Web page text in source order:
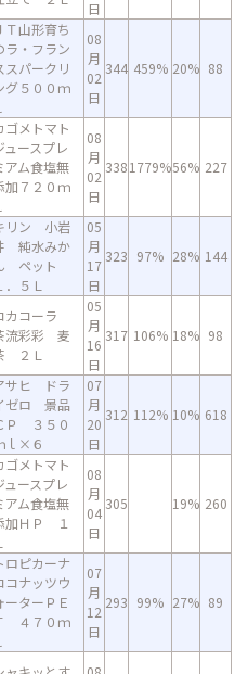
日
Ｔ山形育ち
ラ・フラン
スパークリ
グ５００ｍ
08
月
02
日
344 459% 20% 88
ゴメトマト
ュースプレ
アム食塩無
加７２０ｍ
08
月
02
日
3381779%56% 227
リン 小岩
純水みか
ペット
．５Ｌ
05
月
17
日
323 97% 28% 144
カコーラ
流彩彩 麦
２Ｌ
05
月
16
日
317 106% 18% 98
サヒ ドラ
ゼロ 景品
Ｐ ３５０
ｌ×６
07
月
20
日
312 112% 10% 618
ゴメトマト
ュースプレ
アム食塩無
加ＨＰ １
08
月
04
日
305 19% 260
ロピカーナ
コナッツウ
ーターＰＥ
４７０ｍ
07
月
12
日
293 99% 27% 89